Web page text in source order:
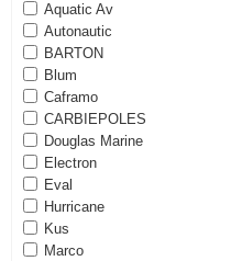
Aquatic Av
Autonautic
BARTON
Blum
Caframo
CARBIEPOLES
Douglas Marine
Electron
Eval
Hurricane
Kus
Marco